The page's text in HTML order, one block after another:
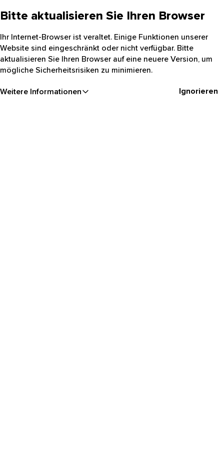
Bitte aktualisieren Sie Ihren Browser
Ihr Internet-Browser ist veraltet. Einige Funktionen unserer
Website sind eingeschränkt oder nicht verfügbar. Bitte
aktualisieren Sie Ihren Browser auf eine neuere Version, um
mögliche Sicherheitsrisiken zu minimieren.
Weitere Informationen Ignorieren